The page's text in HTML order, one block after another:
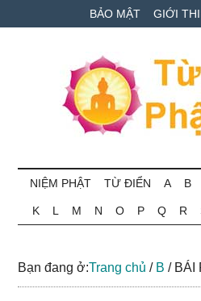
to
to
qua
BẢO MẬT GIỚI
Từ
điển
Phật
học
ngữ
NIỆM PHẬT TỪ ĐIỂN A B
K L M N O P Q R
Bạn đang ở:Trang chủ / B /BÁI